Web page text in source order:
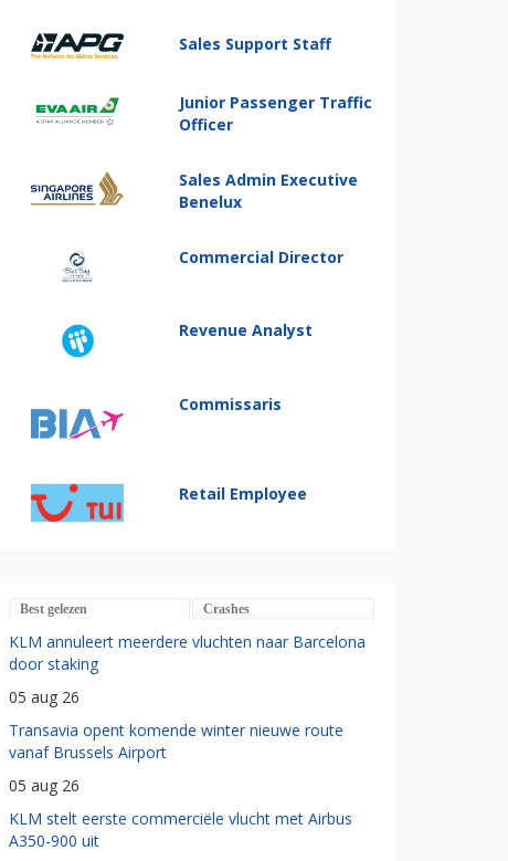
Sales Support Staff
Junior Passenger Traffic
Officer
Sales Admin Executive
Benelux
Commercial Director
Revenue Analyst
Commissaris
Retail Employee
Best gelezen Crashes
KLM annuleert meerdere vluchten naar Barcelona
door staking
05 aug 26
Transavia opent komende winter nieuwe route
vanaf Brussels Airport
05 aug 26
KLM stelt eerste commerciële vlucht met Airbus
A350-900 uit